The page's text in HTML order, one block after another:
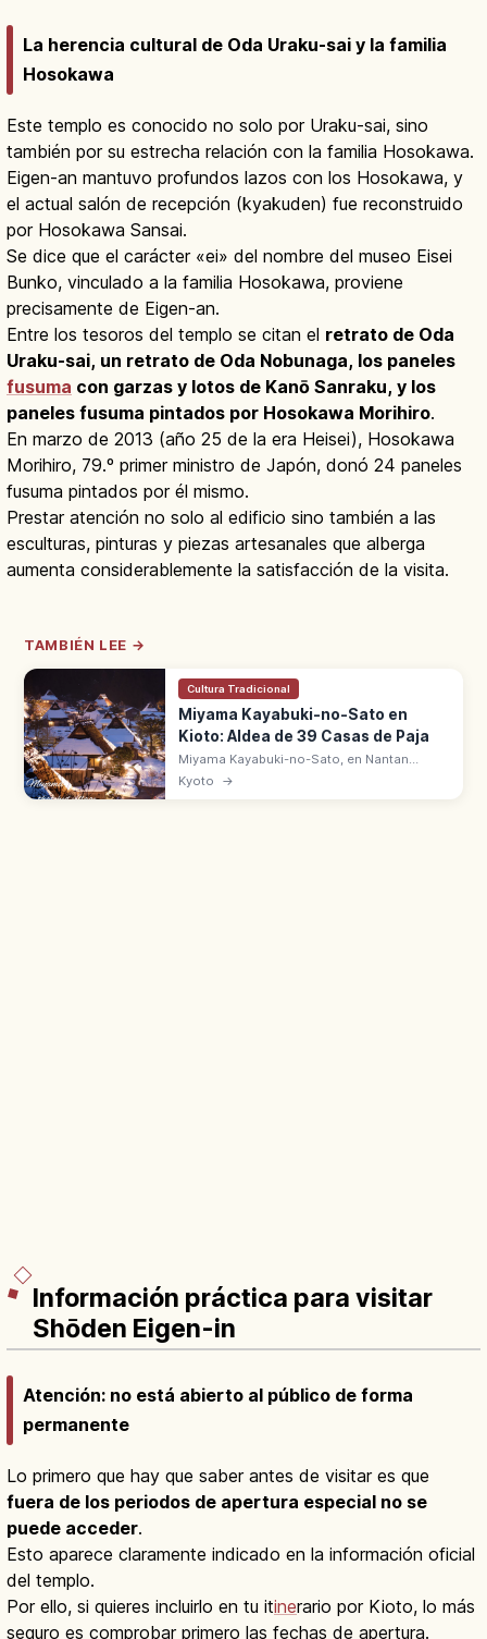
La herencia cultural de Oda Uraku-sai y la familia
Hosokawa
Este templo es conocido no solo por Uraku-sai, sino
también por su estrecha relación con la familia Hosokawa.
Eigen-an mantuvo profundos lazos con los Hosokawa, y
el actual salón de recepción (kyakuden) fue reconstruido
por Hosokawa Sansai.
Se dice que el carácter «ei» del nombre del museo Eisei
Bunko, vinculado a la familia Hosokawa, proviene
precisamente de Eigen-an.
Entre los tesoros del templo se citan el retrato de Oda
Uraku-sai, un retrato de Oda Nobunaga, los paneles
fusuma con garzas y lotos de Kanō Sanraku, y los
paneles fusuma pintados por Hosokawa Morihiro.
En marzo de 2013 (año 25 de la era Heisei), Hosokawa
Morihiro, 79.º primer ministro de Japón, donó 24 paneles
fusuma pintados por él mismo.
Prestar atención no solo al edificio sino también a las
esculturas, pinturas y piezas artesanales que alberga
aumenta considerablemente la satisfacción de la visita.
TAMBIÉN LEE →
Cultura Tradicional
Miyama Kayabuki-no-Sato en
Kioto: Aldea de 39 Casas de Paja
Miyama Kayabuki-no-Sato, en Nantan
(Kioto), conserva 39 casas tradicionales
con techo de paja. Estilo Kitayama, Distrito
Kyoto →
Información práctica para visitar
Shōden Eigen-in
Atención: no está abierto al público de forma
permanente
Lo primero que hay que saber antes de visitar es que
fuera de los periodos de apertura especial no se
puede acceder.
Esto aparece claramente indicado en la información oficial
del templo.
Por ello, si quieres incluirlo en tu itinerario por Kioto, lo más
seguro es comprobar primero las fechas de apertura.